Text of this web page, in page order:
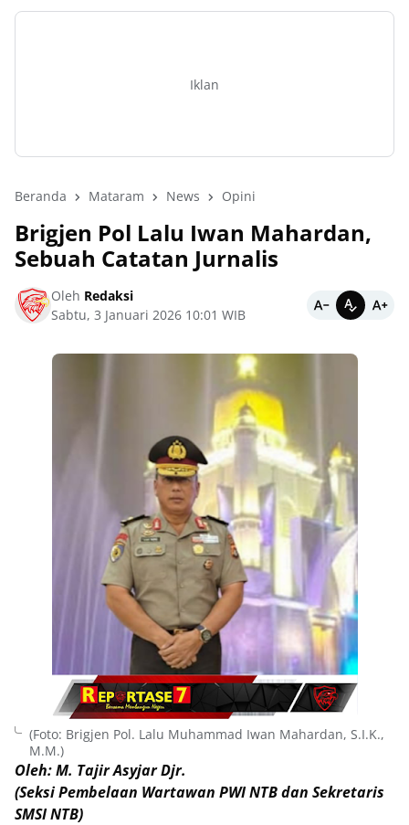
Iklan
Beranda Mataram News Opini
Brigjen Pol Lalu Iwan Mahardan,
Sebuah Catatan Jurnalis
Oleh Redaksi
Sabtu, 3 Januari 2026 10:01 WIB
(Foto: Brigjen Pol. Lalu Muhammad Iwan Mahardan, S.I.K.,
M.M.)
Oleh: M. Tajir Asyjar Djr.
(Seksi Pembelaan Wartawan PWI NTB dan Sekretaris
SMSI NTB)